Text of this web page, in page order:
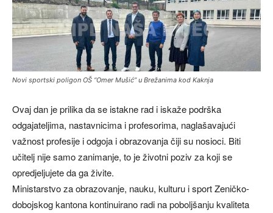
Novi sportski poligon OŠ “Omer Mušić” u Brežanima kod Kaknja
Ovaj dan je prilika da se istakne rad i iskaže podrška
odgajateljima, nastavnicima i profesorima, naglašavajući
važnost profesije i odgoja i obrazovanja čiji su nosioci. Biti
učitelj nije samo zanimanje, to je životni poziv za koji se
opredjeljujete da ga živite.
Ministarstvo za obrazovanje, nauku, kulturu i sport Zeničko-
dobojskog kantona kontinuirano radi na poboljšanju kvaliteta